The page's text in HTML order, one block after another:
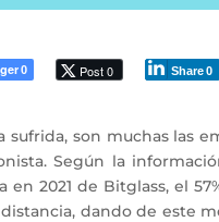
0 Post 0 Share 0
sufrida, son muchas las
Según la
en 2021 de Bitglass, el
dando de este